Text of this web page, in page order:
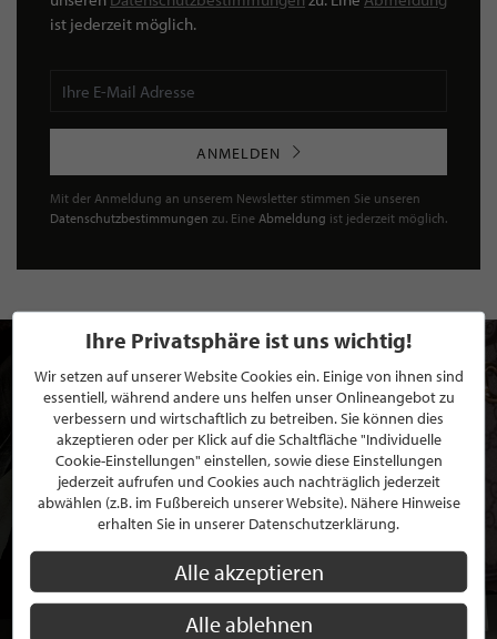
ist jederzeit möglich.
ANMELDEN
Mit der Anmeldung an unserem Newsletter stimmen Sie unseren
Datenschutzbestimmungen zu. Eine Abmeldung ist jederzeit möglich.
Ihre Privatsphäre ist uns wichtig!
Wir setzen auf unserer Website Cookies ein. Einige von ihnen sind
essentiell, während andere uns helfen unser Onlineangebot zu
verbessern und wirtschaftlich zu betreiben. Sie können dies
akzeptieren oder per Klick auf die Schaltfläche "Individuelle
Cookie-Einstellungen" einstellen, sowie diese Einstellungen
jederzeit aufrufen und Cookies auch nachträglich jederzeit
abwählen (z.B. im Fußbereich unserer Website). Nähere Hinweise
erhalten Sie in unserer Datenschutzerklärung.
Alle akzeptieren
Alle ablehnen